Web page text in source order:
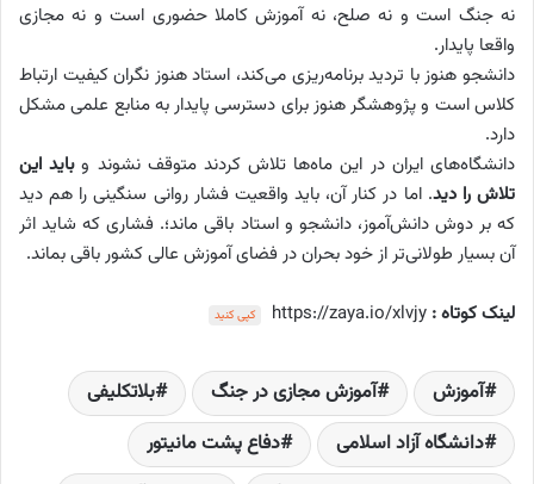
نه جنگ است و نه صلح، نه آموزش کاملا حضوری است و نه مجازی
واقعا پایدار.
دانشجو هنوز با تردید برنامه‌ریزی می‌کند، استاد هنوز نگران کیفیت ارتباط
کلاس است و پژوهشگر هنوز برای دسترسی پایدار به منابع علمی مشکل
دارد.
دانشگاه‌های ایران در این ماه‌ها تلاش کردند متوقف نشوند وباید این
تلاش را دید. اما در کنار آن، باید واقعیت فشار روانی سنگینی را هم دید
که بر دوش دانش‌آموز، دانشجو و استاد باقی ماند؛. فشاری که شاید اثر
آن بسیار طولانی‌تر از خود بحران در فضای آموزش عالی کشور باقی بماند.
لینک کوتاه : https://zaya.io/xlvjy کپی کنید
آموزش آموزش مجازی در جنگ
بلاتکلیفی
دانشگاه آزاد اسلامی
دفاع پشت مانیتور